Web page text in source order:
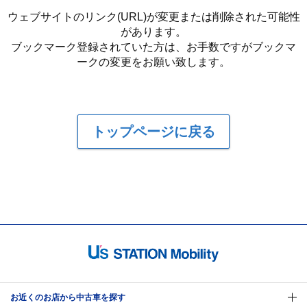
ウェブサイトのリンク(URL)が変更または削除された可能性
があります。
ブックマーク登録されていた方は、お手数ですがブックマ
ークの変更をお願い致します。
トップページに戻る
お近くのお店から中古車を探す